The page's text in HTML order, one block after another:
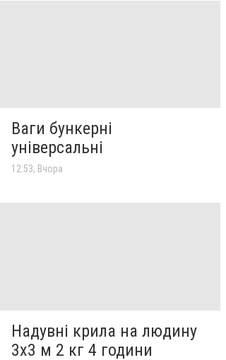
Ваги бункерні
універсальні
12:53, Вчора
Надувні крила на людину
3х3 м 2 кг 4 години